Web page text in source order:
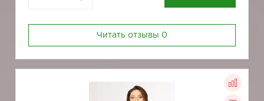
Читать отзывы 0